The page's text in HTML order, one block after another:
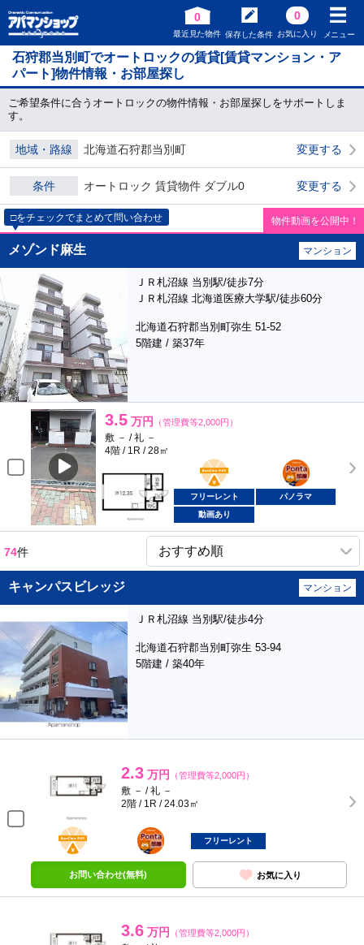
0
最近見た物件 保存した条件
0
お気に入り メニュー
石狩郡当別町でオートロックの賃貸[賃貸マンション・ア
パート]物件情報・お部屋探し
ご希望条件に合うオートロックの物件情報・お部屋探しをサポートしま
す。
地域・路線 北海道石狩郡当別町 変更する
条件 オートロック 賃貸物件 ダブル0 変更する
□をチェックでまとめて問い合わせ 物件動画を公開中！
メゾンド麻生 マンション
ＪＲ札沼線 当別駅/徒歩7分
ＪＲ札沼線 北海道医療大学駅/徒歩60分
北海道石狩郡当別町弥生 51-52
5階建 / 築37年
3.5 万円 （管理費等2,000円）
敷 － / 礼 －
4階 / 1R / 28㎡
BunChinPAY
ポンタ
部屋
フリーレント
パノラマ
動画あり
74件
キャンパスビレッジ マンション
ＪＲ札沼線 当別駅/徒歩4分
北海道石狩郡当別町弥生 53-94
5階建 / 築40年
2.3 万円 （管理費等2,000円）
敷 － / 礼 －
2階 / 1R / 24.03㎡
BunChinPAY
ポンタ
部屋
フリーレント
お問い合わせ(無料) お気に入り
3.6 万円 （管理費等2,000円）